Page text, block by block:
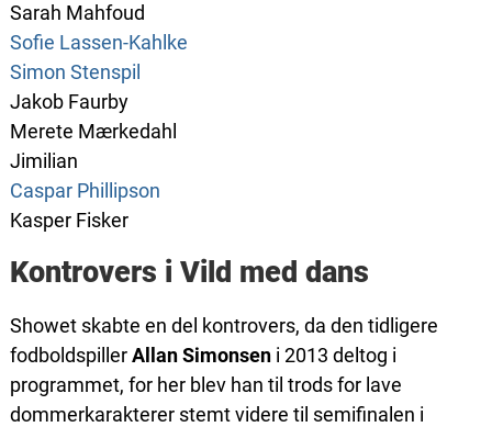
Sarah Mahfoud
Sofie Lassen-Kahlke
Simon Stenspil
Jakob Faurby
Merete Mærkedahl
Jimilian
Caspar Phillipson
Kasper Fisker
Kontrovers i Vild med dans
Showet skabte en del kontrovers, da den tidligere
fodboldspillerAllan Simonseni 2013 deltog i
programmet, for her blev han til trods for lave
dommerkarakterer stemt videre til semifinalen i